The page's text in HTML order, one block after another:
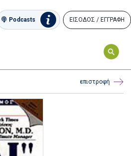
Podcasts ΕΙΣΟΔΟΣ / ΕΓΓΡΑΦΗ
επιστροφή